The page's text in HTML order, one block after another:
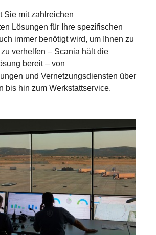
Sie mit zahlreichen
Lösungen für Ihre spezifischen
immer benötigt wird, um Ihnen zu
verhelfen – Scania hält die
bereit – von
und Vernetzungsdiensten über
bis hin zum Werkstattservice.